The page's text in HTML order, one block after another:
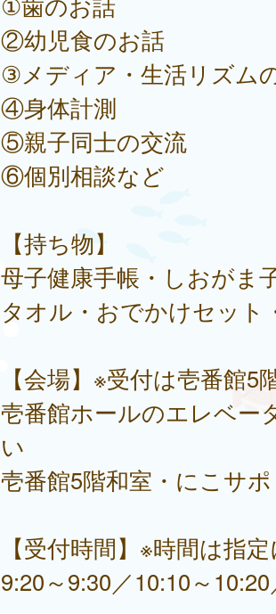
②幼児食のお話
③メディア・生活リズム
④身体計測
⑤親子同士の交流
⑥個別相談など
【持ち物】
母子健康手帳・しおがま
タオル・おでかけセット
【会場】※受付は壱番館
壱番館ホールのエレベー
い
壱番館5階和室・にこサポ
【受付時間】※時間は指
9:20～9:30／10:10～